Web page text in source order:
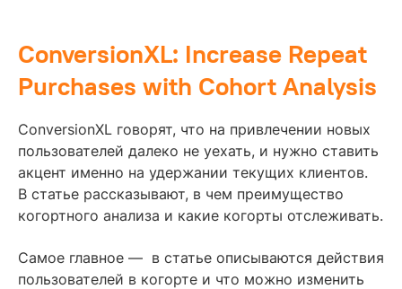
ConversionXL: Increase Repeat
Purchases with Cohort Analysis
ConversionXL говорят, что на привлечении новых
пользователей далеко не уехать, и нужно ставить
акцент именно на удержании текущих клиентов.
В статье рассказывают, в чем преимущество
когортного анализа и какие когорты отслеживать.
Самое главное — в статье описываются действия
пользователей в когорте и что можно изменить